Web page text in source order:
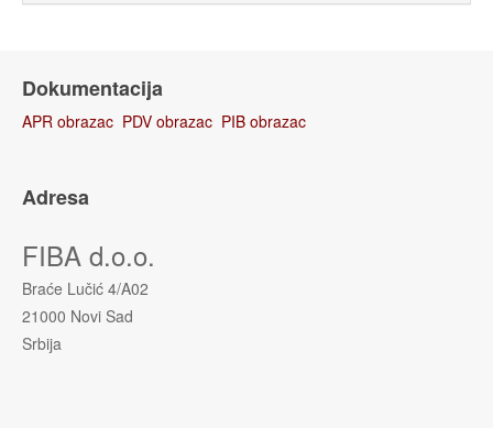
Dokumentacija
APR obrazac PDV obrazac PIB obrazac
Adresa
FIBA d.o.o.
Braće Lučić 4/A02
21000 Novi Sad
Srbija